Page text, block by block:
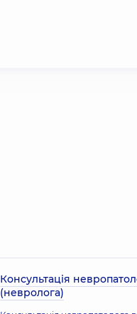
Консультація
(невролога)